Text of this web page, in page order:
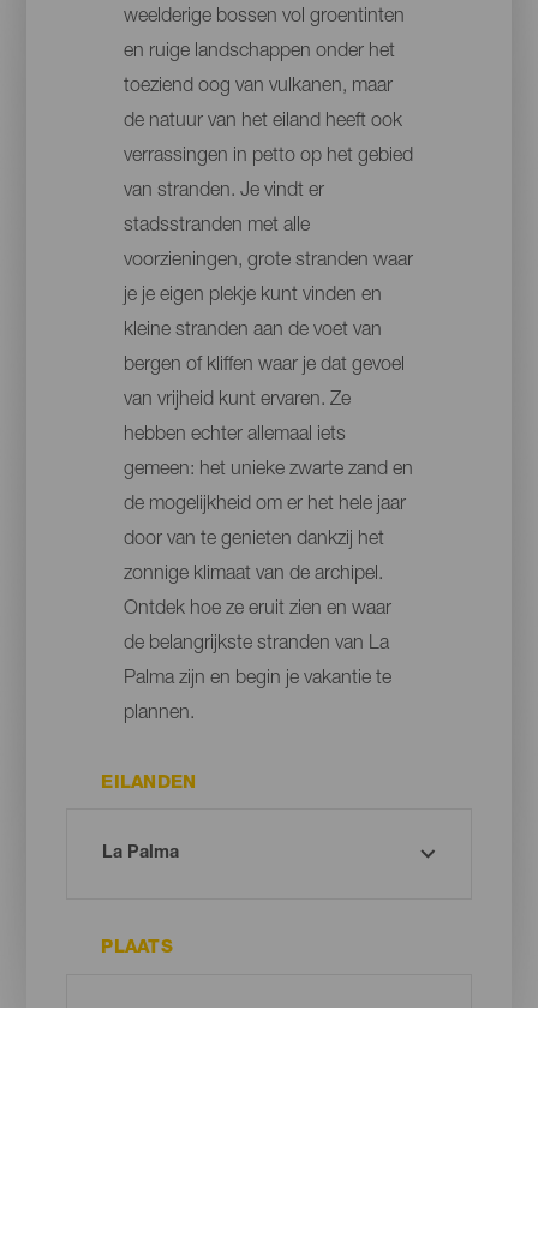
weelderige bossen vol groentinten
en ruige landschappen onder het
toeziend oog van vulkanen, maar
de natuur van het eiland heeft ook
verrassingen in petto op het gebied
van stranden. Je vindt er
stadsstranden met alle
voorzieningen, grote stranden waar
je je eigen plekje kunt vinden en
kleine stranden aan de voet van
bergen of kliffen waar je dat gevoel
van vrijheid kunt ervaren. Ze
hebben echter allemaal iets
gemeen: het unieke zwarte zand en
de mogelijkheid om er het hele jaar
door van te genieten dankzij het
zonnige klimaat van de archipel.
Ontdek hoe ze eruit zien en waar
de belangrijkste stranden van La
Palma zijn en begin je vakantie te
plannen.
EILANDEN
PLAATS